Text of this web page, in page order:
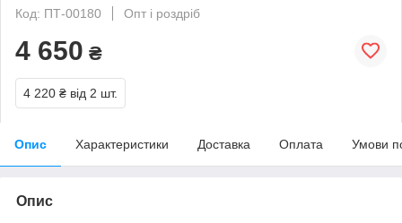
Код: ПТ-00180
Опт і роздріб
4 650 ₴
4 220 ₴ від 2 шт.
Опис Характеристики Доставка Оплата Умови
Опис